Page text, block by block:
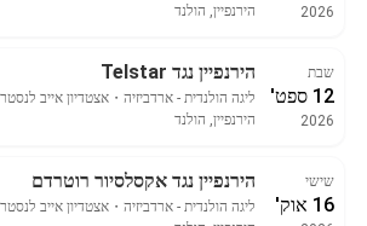
2026
הירנפיין, הולנד
שבת
12 ספט'
2026
הירנפיין נגד Telstar
ליגה הולנדית - ארדביזיה ・ אצטדיון אייב
הירנפיין, הולנד
שישי
16 אוק'
הירנפיין נגד אקסלסיור רוטרדם
ליגה הולנדית - ארדביזיה ・ אצטדיון אייב